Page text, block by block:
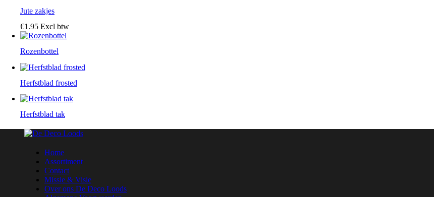
Jute zakjes
€1 .95 Excl btw
Rozenbottel
Herfstblad frosted
Herfstblad tak
Home
Assortiment
Contact
Missie & Visie
Over ons De Deco Loods